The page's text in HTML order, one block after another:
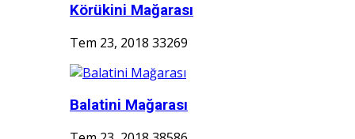
Körükini Mağarası
Tem 23, 2018 33269
Balatini Mağarası